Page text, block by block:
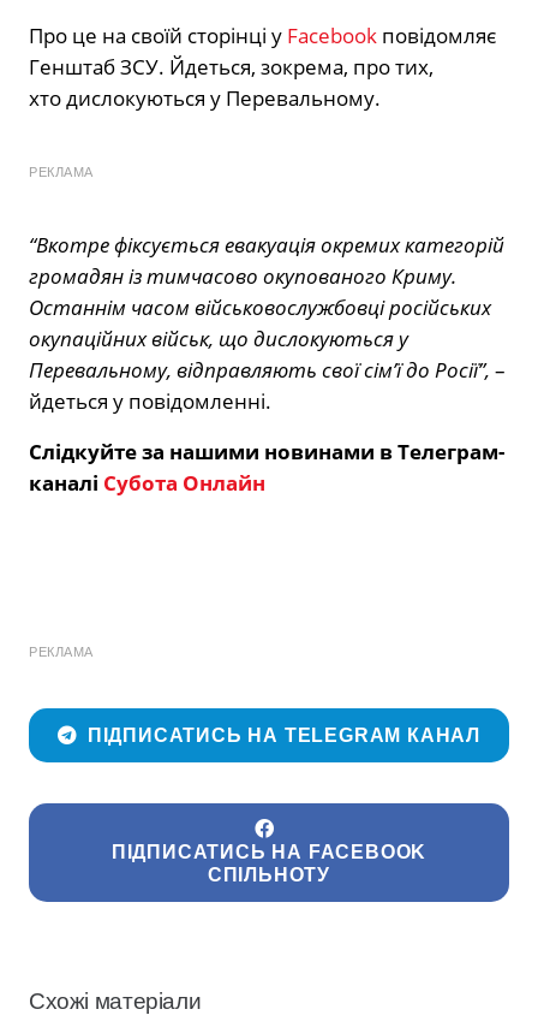
Про це на своїй сторінці у Facebook повідомляє
Генштаб ЗСУ. Йдеться, зокрема, про тих,
хто дислокуються у Перевальному.
РЕКЛАМА
“Вкотре фіксується евакуація окремих категорій
громадян із тимчасово окупованого Криму.
Останнім часом військовослужбовці російських
окупаційних військ, що дислокуються у
Перевальному, відправляють свої сім’ї до Росії”, –
йдеться у повідомленні.
Слідкуйте за нашими новинами в Телеграм-
каналі Субота Онлайн
РЕКЛАМА
ПІДПИСАТИСЬ НА TELEGRAM КАНАЛ
ПІДПИСАТИСЬ НА FACEBOOK
СПІЛЬНОТУ
Схожі матеріали